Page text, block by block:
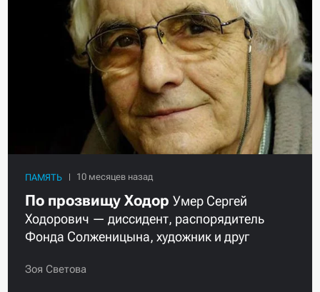
ПАМЯТЬ
По прозвищу Ходор Умер Сергей
Ходорович — диссидент, распорядитель
Фонда Солженицына, художник и друг
Зоя Светова